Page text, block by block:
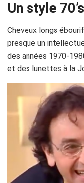
Un style
Cheveux longs
presque un
des années 1970-
et des lunettes à la